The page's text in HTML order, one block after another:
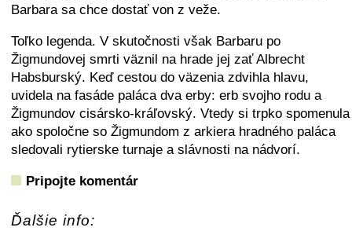
Barbara sa chce dostať von z veže.
Toľko legenda. V skutočnosti však Barbaru po
Žigmundovej smrti väznil na hrade jej zať Albrecht
Habsburský. Keď cestou do väzenia zdvihla hlavu,
uvidela na fasáde paláca dva erby: erb svojho rodu a
Žigmundov cisársko-kráľovský. Vtedy si trpko spomenula
ako spoločne so Žigmundom z arkiera hradného paláca
sledovali rytierske turnaje a slávnosti na nádvorí.
Pripojte komentár
Ďalšie info: